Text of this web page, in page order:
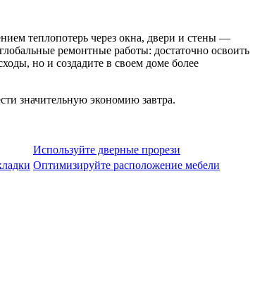
теплопотерь через окна, двери и стены —
ремонтные работы: достаточно освоить
но и создадите в своем доме более
значительную экономию завтра.
Используйте дверные прорези
Оптимизируйте расположение мебели